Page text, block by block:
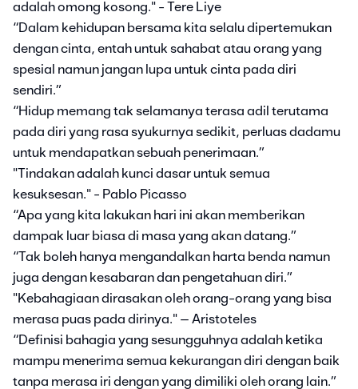
adalah omong kosong." - Tere Liye
“Dalam kehidupan bersama kita selalu dipertemukan
dengan cinta, entah untuk sahabat atau orang yang
spesial namun jangan lupa untuk cinta pada diri
sendiri.”
“Hidup memang tak selamanya terasa adil terutama
pada diri yang rasa syukurnya sedikit, perluas dadamu
untuk mendapatkan sebuah penerimaan.”
"Tindakan adalah kunci dasar untuk semua
kesuksesan." - Pablo Picasso
“Apa yang kita lakukan hari ini akan memberikan
dampak luar biasa di masa yang akan datang.”
“Tak boleh hanya mengandalkan harta benda namun
juga dengan kesabaran dan pengetahuan diri.”
"Kebahagiaan dirasakan oleh orang-orang yang bisa
merasa puas pada dirinya." – Aristoteles
“Definisi bahagia yang sesungguhnya adalah ketika
mampu menerima semua kekurangan diri dengan baik
tanpa merasa iri dengan yang dimiliki oleh orang lain.”